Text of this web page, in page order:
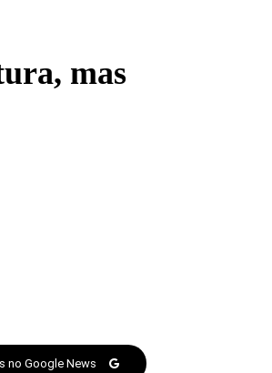
mas
no Google News